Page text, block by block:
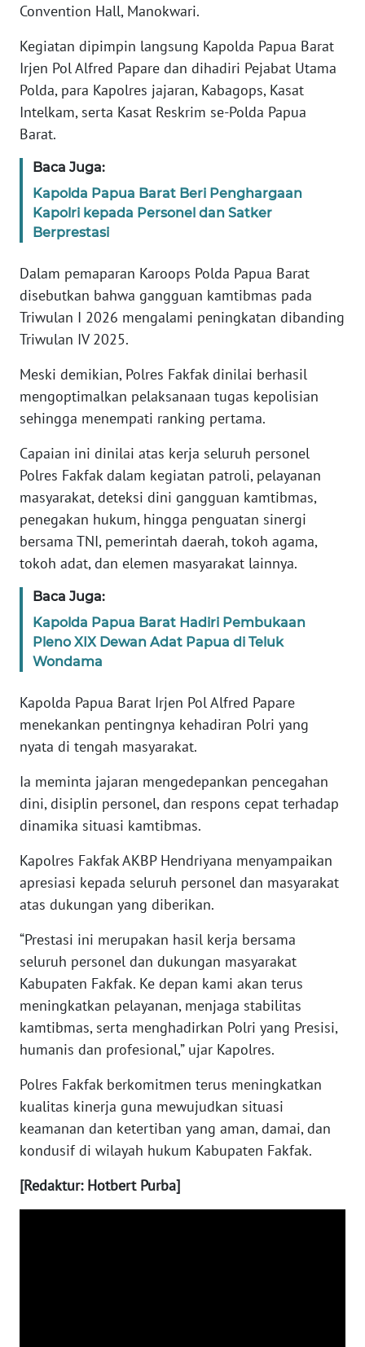
Convention Hall, Manokwari.
Kegiatan dipimpin langsung Kapolda Papua Barat
Irjen Pol Alfred Papare dan dihadiri Pejabat Utama
Polda, para Kapolres jajaran, Kabagops, Kasat
Intelkam, serta Kasat Reskrim se-Polda Papua
Barat.
Baca Juga:
Kapolda Papua Barat Beri Penghargaan
Kapolri kepada Personel dan Satker
Berprestasi
Dalam pemaparan Karoops Polda Papua Barat
disebutkan bahwa gangguan kamtibmas pada
Triwulan I 2026 mengalami peningkatan dibanding
Triwulan IV 2025.
Meski demikian, Polres Fakfak dinilai berhasil
mengoptimalkan pelaksanaan tugas kepolisian
sehingga menempati ranking pertama.
Capaian ini dinilai atas kerja seluruh personel
Polres Fakfak dalam kegiatan patroli, pelayanan
masyarakat, deteksi dini gangguan kamtibmas,
penegakan hukum, hingga penguatan sinergi
bersama TNI, pemerintah daerah, tokoh agama,
tokoh adat, dan elemen masyarakat lainnya.
Baca Juga:
Kapolda Papua Barat Hadiri Pembukaan
Pleno XIX Dewan Adat Papua di Teluk
Wondama
Kapolda Papua Barat Irjen Pol Alfred Papare
menekankan pentingnya kehadiran Polri yang
nyata di tengah masyarakat.
Ia meminta jajaran mengedepankan pencegahan
dini, disiplin personel, dan respons cepat terhadap
dinamika situasi kamtibmas.
Kapolres Fakfak AKBP Hendriyana menyampaikan
apresiasi kepada seluruh personel dan masyarakat
atas dukungan yang diberikan.
“Prestasi ini merupakan hasil kerja bersama
seluruh personel dan dukungan masyarakat
Kabupaten Fakfak. Ke depan kami akan terus
meningkatkan pelayanan, menjaga stabilitas
kamtibmas, serta menghadirkan Polri yang Presisi,
humanis dan profesional,” ujar Kapolres.
Polres Fakfak berkomitmen terus meningkatkan
kualitas kinerja guna mewujudkan situasi
keamanan dan ketertiban yang aman, damai, dan
kondusif di wilayah hukum Kabupaten Fakfak.
[Redaktur: Hotbert Purba]
News
Regional
WN
SUMUT
JAKARTA
WN
JABAR
WN
BANTEN
WN
WN
KEPRI
WN
PAPUA
WN
PAPUA
WN
RIAU
WN
JAMBI
WN
SULTRA
NTB
WN
WN
SULBAR
WN
BABEL
WN
SUMSEL